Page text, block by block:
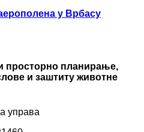
у Врбасу
просторно планирање,
и заштиту животне
управа